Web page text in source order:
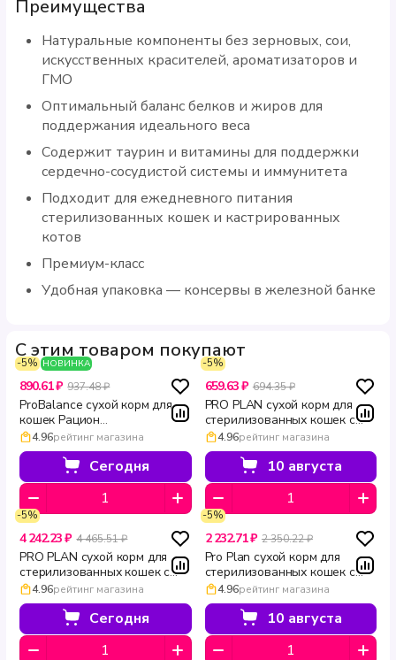
Преимущества
Натуральные компоненты без зерновых, сои,
искусственных красителей, ароматизаторов и
ГМО
Оптимальный баланс белков и жиров для
поддержания идеального веса
Содержит таурин и витамины для поддержки
сердечно-сосудистой системы и иммунитета
Подходит для ежедневного питания
стерилизованных кошек и кастрированных
котов
Премиум-класс
Удобная упаковка — консервы в железной банке
С этим товаром покупают
НОВИНКА
-5%
890.61 ₽ 937.48 ₽
ProBalance сухой корм для
кошек Рацион
стерилизованных кошек с
уткой 1.8 кг
4.96рейтинг магазина
Сегодня
-5%
659.63 ₽ 694.35 ₽
PRO PLAN сухой корм для
стерилизованных кошек с
лососем для поддержания
мозга и почек Sterilised
VITAL FUNCTIONS 400 г
4.96рейтинг магазина
10 августа
-5%
4 242.23 ₽ 4 465.51 ₽
PRO PLAN сухой корм для
стерилизованных кошек с
лососем для поддержания
почек и мозга Sterilised
VITAL FUNCTIONS 3 кг
4.96рейтинг магазина
Сегодня
-5%
2 232.71 ₽ 2 350.22 ₽
Pro Plan сухой корм для
стерилизованных кошек с
лососем для поддержания
почек и мозга Sterilised
VITAL FUNCTIONS 1.5 кг
4.96рейтинг магазина
10 августа